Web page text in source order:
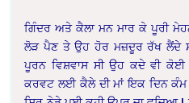
ਗਿੰਦਰ ਅਤੇ ਕੈਲਾ ਮਨ ਮਾਰ ਕੇ ਪੂਰੀ
ਲੋੜ ਪੈਣ ਤੇ ਉਹ ਹੋਰ ਮਜ਼ਦੂਰ ਰੱਖ ਲੈਂਦੇ
ਪੂਰਨ ਵਿਸ਼ਵਾਸ ਸੀ ਉਹ ਕਦੇ ਵੀ
ਕਰਵਟ ਲਈ ਕੈਲੇ ਦੀ ਮਾਂ ਇਕ ਦਿਨ